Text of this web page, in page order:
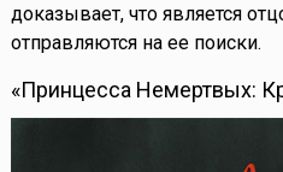
доказывает, что является
отправляются на ее поиски.
«Принцесса Немертвых: